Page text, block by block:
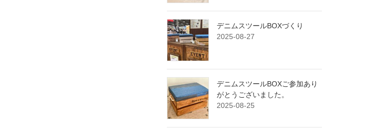
デニムスツールBOXづくり
2025-08-27
デニムスツールBOXご参加あり
がとうございました。
2025-08-25